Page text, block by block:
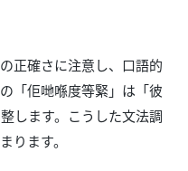
正確さに注意し、口語的
「佢哋喺度等緊」は「彼
します。こうした文法調
ります。